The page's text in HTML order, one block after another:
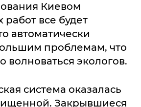
Киевом
все будет
автоматически
проблемам, что
волноваться экологов.
система оказалась
Закрывшиеся